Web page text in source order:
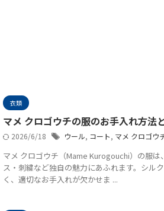
衣類
マメ クロゴウチの服のお手入れ方法
2026/6/18 ウール, コート, マメ クロゴウ
マメ クロゴウチ（Mame Kurogouchi）の服
ス・刺繍など独自の魅力にあふれます。シル
く、適切なお手入れが欠かせま ...